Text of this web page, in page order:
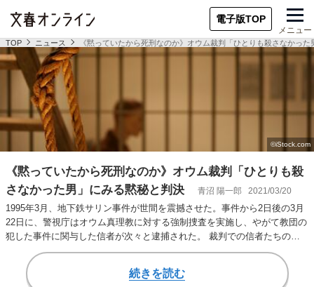
電子版TOP
メニュー
TOP ニュース 《黙っていたから死刑なのか》オウム裁判「ひとりも殺さなかっ
《黙っていたから死刑なのか》オウム裁判「ひとりも殺
さなかった男」にみる黙秘と判決
青沼 陽一郎 2021/03/20
1995年3月、地下鉄サリン事件が世間を震撼させた。事件から2日後の3月
22日に、警視庁はオウム真理教に対する強制捜査を実施し、やがて教団の
犯した事件に関与した信者が次々と逮捕された。 裁判での信者たちの振
る舞いは…
続きを読む